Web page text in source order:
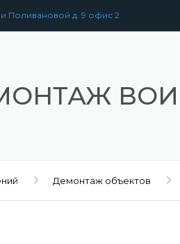
Поливановой д. 9 офис 2
Демонтаж объектов